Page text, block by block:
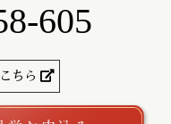
605
ちら